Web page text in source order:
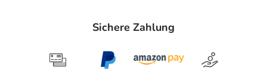
Sichere Zahlung